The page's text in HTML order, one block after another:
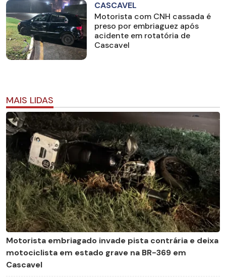
CASCAVEL
Motorista com CNH cassada é
preso por embriaguez após
acidente em rotatória de
Cascavel
MAIS LIDAS
Motorista embriagado invade pista contrária e deixa
motociclista em estado grave na BR-369 em
Cascavel